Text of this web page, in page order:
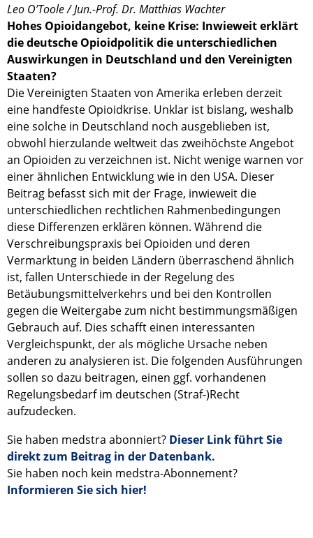
Leo O’Toole / Jun.-Prof. Dr. Matthias Wachter
Hohes Opioidangebot, keine Krise: Inwieweit erklärt
die deutsche Opioidpolitik die unterschiedlichen
Auswirkungen in Deutschland und den Vereinigten
Staaten?
Die Vereinigten Staaten von Amerika erleben derzeit
eine handfeste Opioidkrise. Unklar ist bislang, weshalb
eine solche in Deutschland noch ausgeblieben ist,
obwohl hierzulande weltweit das zweihöchste Angebot
an Opioiden zu verzeichnen ist. Nicht wenige warnen vor
einer ähnlichen Entwicklung wie in den USA. Dieser
Beitrag befasst sich mit der Frage, inwieweit die
unterschiedlichen rechtlichen Rahmenbedingungen
diese Differenzen erklären können. Während die
Verschreibungspraxis bei Opioiden und deren
Vermarktung in beiden Ländern überraschend ähnlich
ist, fallen Unterschiede in der Regelung des
Betäubungsmittelverkehrs und bei den Kontrollen
gegen die Weitergabe zum nicht bestimmungsmäßigen
Gebrauch auf. Dies schafft einen interessanten
Vergleichspunkt, der als mögliche Ursache neben
anderen zu analysieren ist. Die folgenden Ausführungen
sollen so dazu beitragen, einen ggf. vorhandenen
Regelungsbedarf im deutschen (Straf-)Recht
aufzudecken.
Sie haben medstra abonniert? Dieser Link führt Sie
direkt zum Beitrag in der Datenbank.
Sie haben noch kein medstra-Abonnement?
Informieren Sie sich hier!